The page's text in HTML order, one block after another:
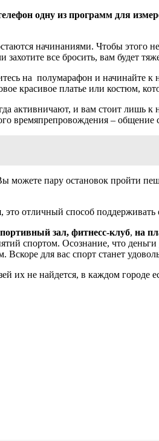
одну из программ для
начинаниями. Чтобы этого не
все бросить, вам будет
на полумарафон и начинайте к
красивое платье или костюм,
активничают, и вам стоит лишь к
времяпрепровождения – общение
можете пару остановок пройти
, это отличный способ поддерживать
зал, фитнесс-клуб, на
спортом. Осознание, что
для вас спорт станет
их не найдется, в каждом городе